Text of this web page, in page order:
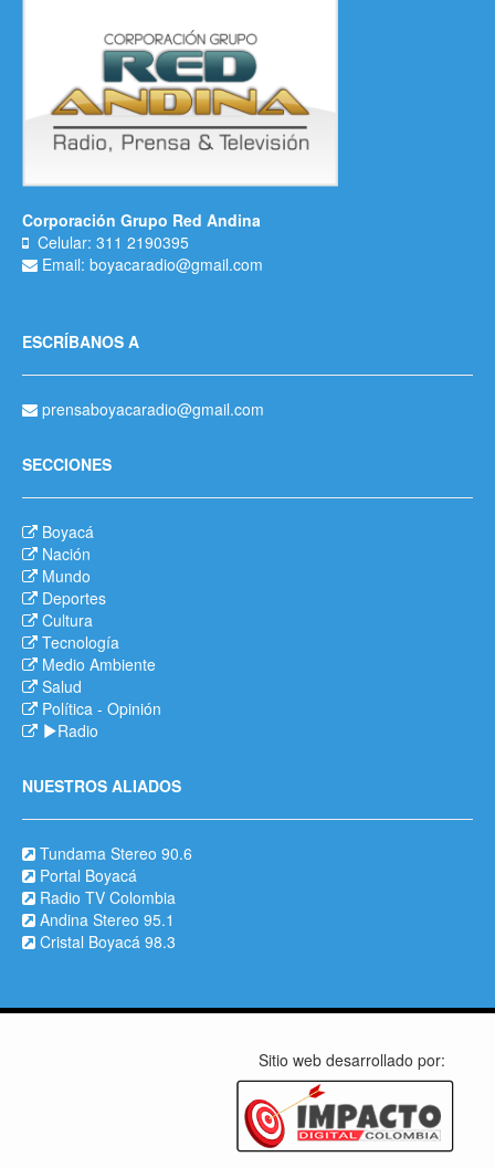
Corporación Grupo Red Andina
Celular: 311 2190395
Email: boyacaradio@gmail.com
ESCRÍBANOS A
prensaboyacaradio@gmail.com
SECCIONES
Boyacá
Nación
Mundo
Deportes
Cultura
Tecnología
Medio Ambiente
Salud
Política - Opinión
Radio
NUESTROS ALIADOS
Tundama Stereo 90.6
Portal Boyacá
Radio TV Colombia
Andina Stereo 95.1
Cristal Boyacá 98.3
Sitio web desarrollado por: